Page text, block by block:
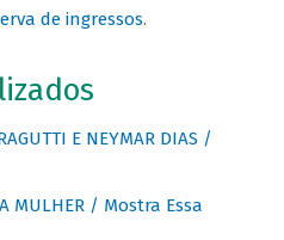
de ingressos.
E NEYMAR DIAS /
MULHER / Mostra Essa